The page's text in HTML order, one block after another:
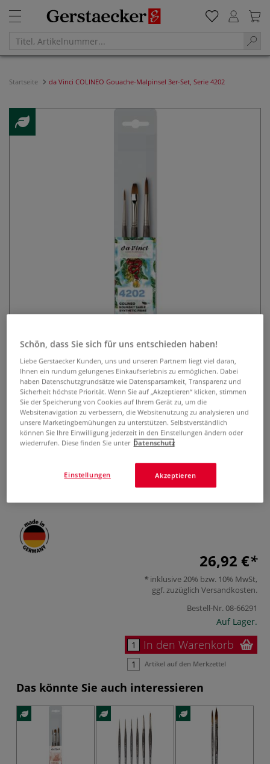
Startseite da Vinci COLINEO Gouache-Malpinsel 3er-Set, Serie 4202
da Vinci COLINEO Gouache-
Malpinsel 3er-Set, Serie 4202
0 Bewertungen
Das da Vinci COLINEO Gouache-Malpinsel 3er-Set, Serie
Acrylfarben. Hochwertiges synthetischer Kolinsky
Rotmarderhaar. Hohe Elastizität und Farbaufnahme.
26,92 €
inklusive 20% bzw. 10% MwSt,
ggf. zuzüglich Versandkosten.
Bestell-Nr.08-66291
Auf Lager.
In den Warenkorb
Artikel auf den Merkzettel
Das könnte Sie auch interessieren
Schön, dass Sie sich für uns entschieden haben!
Liebe Gerstaecker Kunden, uns und unseren Partnern liegt viel daran,
Ihnen ein rundum gelungenes Einkaufserlebnis zu ermöglichen. Dabei
haben Datenschutzgrundsätze wie Datensparsamkeit, Transparenz und
Sicherheit höchste Priorität. Wenn Sie auf „Akzeptieren“ klicken, stimmen
Sie der Speicherung von Cookies auf Ihrem Gerät zu, um die
Websitenavigation zu verbessern, die Websitenutzung zu analysieren und
unsere Marketingbemühungen zu unterstützen. Selbstverständlich
können Sie Ihre Einwilligung jederzeit in den Einstellungen ändern oder
wiederrufen. Diese finden Sie unter Datenschutz
Akzeptieren
Einstellungen